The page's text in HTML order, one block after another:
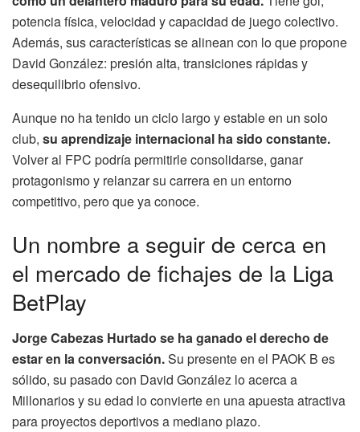
potencia física, velocidad y capacidad de juego colectivo.
Además, sus características se alinean con lo que propone
David González: presión alta, transiciones rápidas y
desequilibrio ofensivo.
Aunque no ha tenido un ciclo largo y estable en un solo
club, su aprendizaje internacional ha sido constante.
Volver al FPC podría permitirle consolidarse, ganar
protagonismo y relanzar su carrera en un entorno
competitivo, pero que ya conoce.
Un nombre a seguir de cerca en
el mercado de fichajes de la Liga
BetPlay
Jorge Cabezas Hurtado se ha ganado el derecho de
estar en la conversación.Su presente en el PAOK B es
sólido, su pasado con David González lo acerca a
Millonarios y su edad lo convierte en una apuesta atractiva
para proyectos deportivos a mediano plazo.